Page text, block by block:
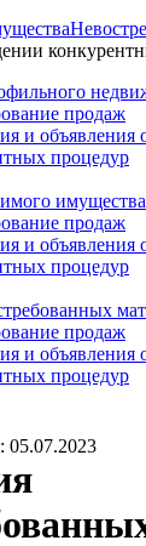
продаж
и объявления
процедур
имущества
продаж
и объявления
процедур
продаж
и объявления
процедур
05.07.2023